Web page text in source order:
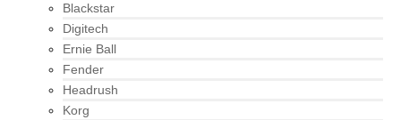
Blackstar
Digitech
Ernie Ball
Fender
Headrush
Korg